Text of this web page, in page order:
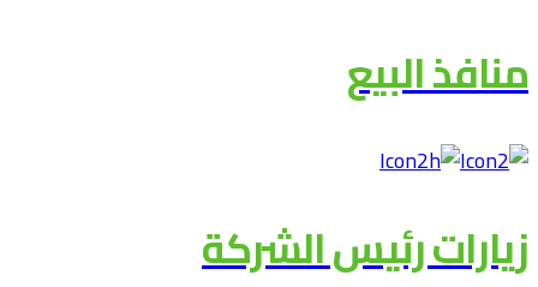
منافذ البيع
زيارات رئيس الشركة